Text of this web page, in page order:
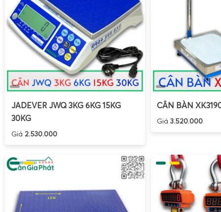
các cơ sở kinh doanh thực phẩm giá trị cao như yến
Người dùng cần chú ý các dấu hiệu sai số, tác động va
hoặc thay đổi nhiệt độ để quyết định thời điểm kiểm tra lại.
đặt cân trên bề mặt ổn định, tránh gió, chờ cân về 0 g rồi
JADEVER JWQ 3KG 6KG 15KG
30KG
Giá 2.530.000
CÂN BÀN
Giá3.520.000